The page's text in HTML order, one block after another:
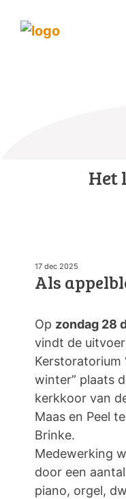
Het
17 dec 2025
Als
Op zondag 28
vindt de
Kerstoratorium
winter” plaats
kerkkoor van
Maas en Peel
Brinke.
Medewerking
door een
piano, orgel,